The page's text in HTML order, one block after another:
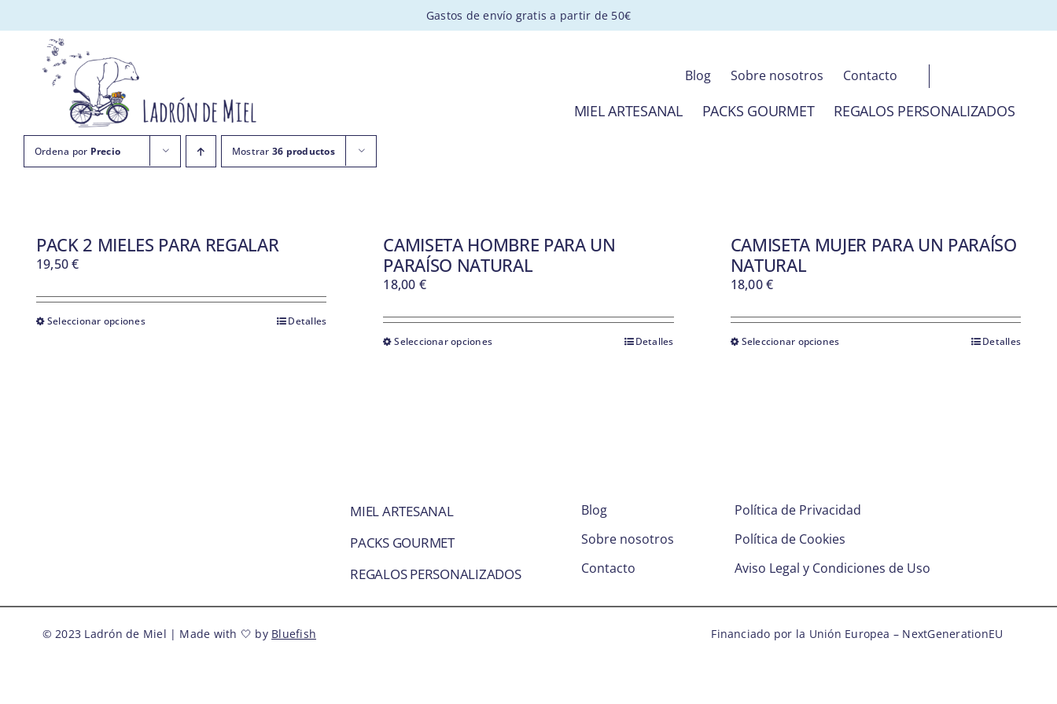
al
contenido
Gastos de envío gratis a partir de 50€
Blog Sobre nosotros Contacto
MIEL ARTESANAL PACKS GOURMET REGALOS PERSONALIZADOS
Ordena por Precio Mostrar 36 productos
PACK 2 MIELES PARA REGALAR
19,50€
Seleccionar opciones Detalles
CAMISETA HOMBRE PARA UN
PARAÍSO NATURAL
18,00 €
Seleccionar opciones Detalles
CAMISETA MUJER PARA UN PARAÍSO
NATURAL
18,00€
Seleccionar opciones Detalles
MIEL ARTESANAL
PACKS GOURMET
REGALOS PERSONALIZADOS
Blog
Sobre nosotros
Contacto
Política de Privacidad
Política de Cookies
Aviso Legal y Condiciones de Uso
© 2023 Ladrón de Miel | Made with 🤍 by Bluefish Financiado por la Unión Europea – NextGenerationEU